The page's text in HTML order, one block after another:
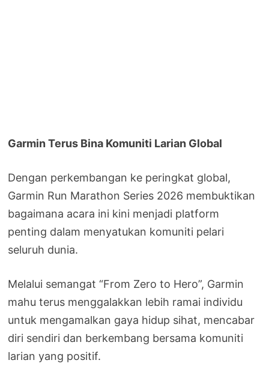
Garmin Terus Bina Komuniti Larian Global
Dengan perkembangan ke peringkat global,
Garmin Run Marathon Series 2026 membuktikan
bagaimana acara ini kini menjadi platform
penting dalam menyatukan komuniti pelari
seluruh dunia.
Melalui semangat “From Zero to Hero”, Garmin
mahu terus menggalakkan lebih ramai individu
untuk mengamalkan gaya hidup sihat, mencabar
diri sendiri dan berkembang bersama komuniti
larian yang positif.